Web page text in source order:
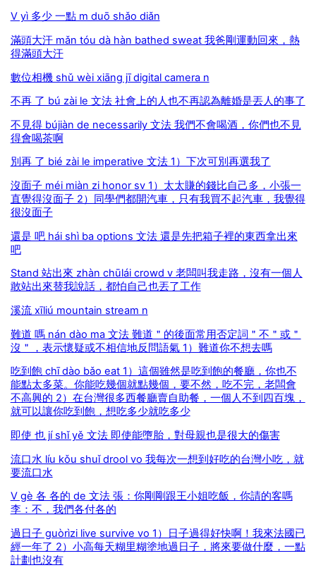
V yì 多少 一點 m duō shǎo diǎn
滿頭大汗 mǎn tóu dà hàn bathed sweat 我爸剛運動回來，熱
得滿頭大汗
數位相機 shǔ wèi xiāng jī digital camera n
不再 了 bú zài le 文法 社會上的人也不再認為離婚是丟人的事了
不見得 bújiàn de necessarily 文法 我們不會喝酒，你們也不見
得會喝茶啊
別再 了 bié zài le imperative 文法 1）下次可別再選我了
沒面子 méi miàn zi honor sv 1）太太賺的錢比自己多，小張一
直覺得沒面子 2）同學們都開汽車，只有我買不起汽車，我覺得
很沒面子
還是 吧 hái shì ba options 文法 還是先把箱子裡的東西拿出來
吧
Stand 站出來 zhàn chūlái crowd v 老闆叫我走路，沒有一個人
敢站出來替我說話，都怕自己也丟了工作
溪流 xīliú mountain stream n
難道 嗎 nán dào ma 文法 難道＂的後面常用否定詞＂不＂或＂
沒＂，表示懷疑或不相信地反問語氣 1）難道你不想去嗎
吃到飽 chī dào bǎo eat 1）這個雖然是吃到飽的餐廳，你也不
能點太多菜。你能吃幾個就點幾個，要不然，吃不完，老闆會
不高興的 2）在台灣很多西餐廳賣自助餐，一個人不到四百塊，
就可以讓你吃到飽，想吃多少就吃多少
即使 也 jí shǐ yě 文法 即使能墮胎，對母親也是很大的傷害
流口水 líu kǒu shuǐ drool vo 我每次一想到好吃的台灣小吃，就
要流口水
V gè 各 各的 de 文法 張：你剛剛跟王小姐吃飯，你請的客嗎
李：不，我們各付各的
過日子 guòrìzi live survive vo 1）日子過得好快啊！我來法國已
經一年了 2）小高每天糊里糊塗地過日子，將來要做什麼，一點
計劃也沒有